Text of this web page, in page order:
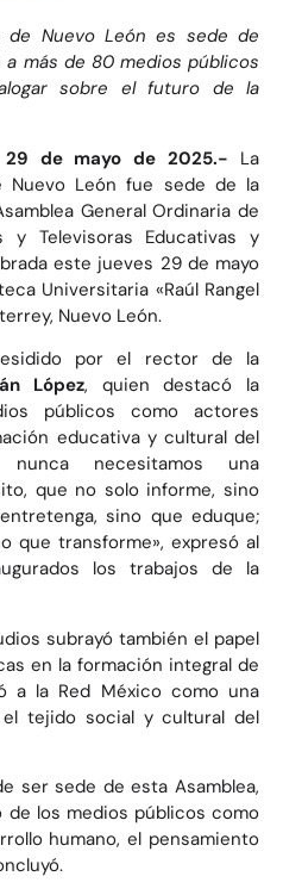
de Nuevo León es sede de
más de 80 medios públicos
sobre el futuro de la
29 de mayo de 2025.- La
Nuevo León fue sede de la
General Ordinaria de
y Televisoras Educativas y
este jueves 29 de mayo
Universitaria «Raúl Rangel
Nuevo León.
por el rector de la
López, quien destacó la
públicos como actores
educativa y cultural del
necesitamos una
que no solo informe, sino
sino que eduque;
que transforme», expresó al
los trabajos de la
subrayó también el papel
en la formación integral de
a la Red México como una
tejido social y cultural del
ser sede de esta Asamblea,
los medios públicos como
humano, el pensamiento